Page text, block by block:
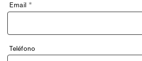
Email *
Teléfono